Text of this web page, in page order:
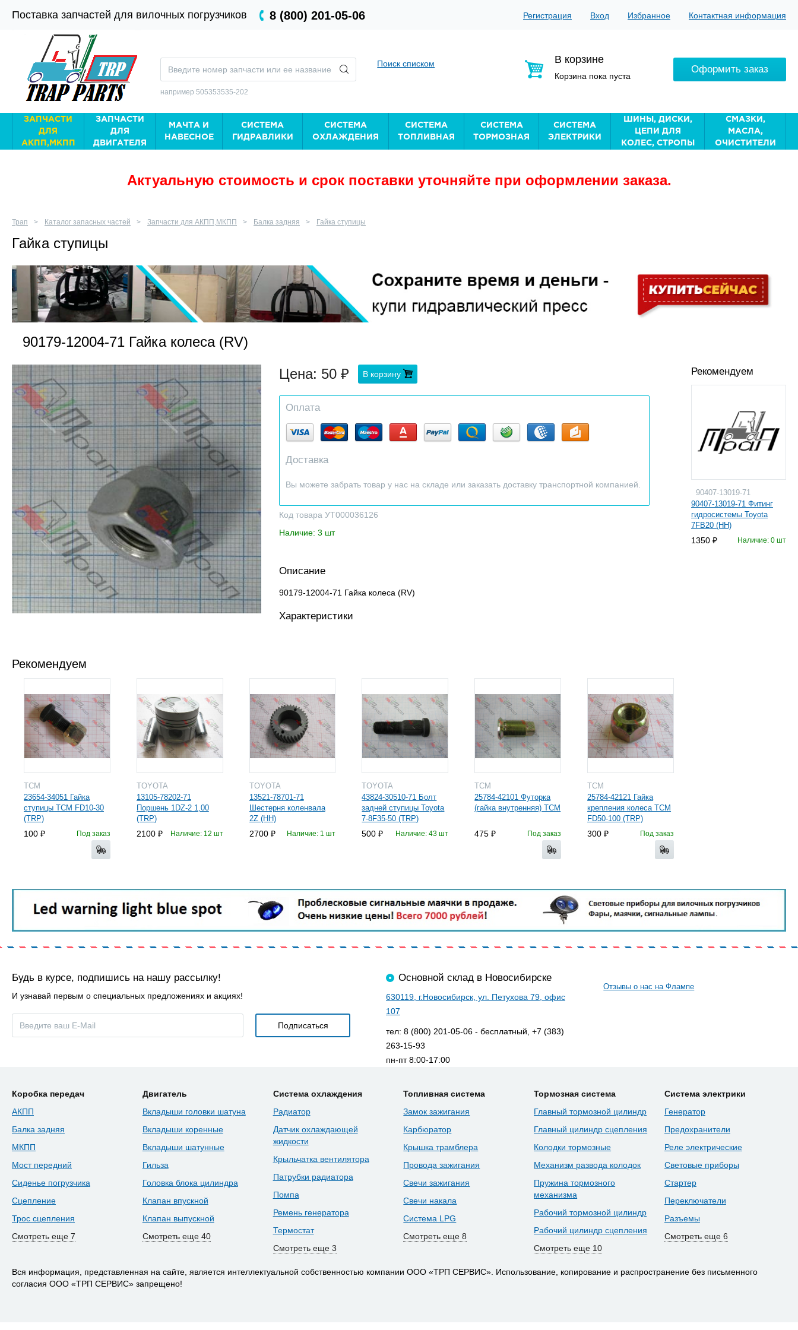
Поставка запчастей для вилочных погрузчиков 8 (800) 201-05-06 Регистрация Вход Избранное Контактная информация
например 505353535-202
Поиск списком В корзине
Корзина пока пуста
Оформить заказ
ЗАПЧАСТИ
ДЛЯ
АКПП,МКПП
ЗАПЧАСТИ
ДЛЯ
ДВИГАТЕЛЯ
МАЧТА И
НАВЕСНОЕ
СИСТЕМА
ГИДРАВЛИКИ
СИСТЕМА
ОХЛАЖДЕНИЯ
СИСТЕМА
ТОПЛИВНАЯ
СИСТЕМА
ТОРМОЗНАЯ
СИСТЕМА
ЭЛЕКТРИКИ
ШИНЫ, ДИСКИ,
ЦЕПИ ДЛЯ
КОЛЕС, СТРОПЫ
СМАЗКИ,
МАСЛА,
ОЧИСТИТЕЛИ
Актуальную стоимость и срок поставки уточняйте при оформлении заказа.
Трап Каталог запасных частей Запчасти для АКПП,МКПП Балка задняя Гайка ступицы
Гайка ступицы
90179-12004-71 Гайка колеса (RV)
Цена: 50 В корзину
Оплата
Доставка
Вы можете забрать товар у нас на складе или заказать доставку транспортной компанией.
Код товара УТ000036126
Наличие: 3 шт
Описание
90179-12004-71 Гайка колеса (RV)
Характеристики
Рекомендуем
90407-13019-71
90407-13019-71 Фитинг
гидросистемы Toyota
7FB20 (HH)
1350 Наличие: 0 шт
Рекомендуем
TCM
23654-34051 Гайка
ступицы TCM FD10-30
(TRP)
100 Под заказ
TOYOTA
13105-78202-71
Поршень 1DZ-2 1,00
(TRP)
2100 Наличие: 12 шт
TOYOTA
13521-78701-71
Шестерня коленвала
2Z (HH)
2700 Наличие: 1 шт
TOYOTA
43824-30510-71 Болт
задней ступицы Toyota
7-8F35-50 (TRP)
500 Наличие: 43 шт
TCM
25784-42101 Футорка
(гайка внутренняя) ТСМ
475 Под заказ
TCM
25784-42121 Гайка
крепления колеса TCM
FD50-100 (TRP)
300 Под заказ
Будь в курсе, подпишись на нашу рассылку!
И узнавай первым о специальных предложениях и акциях!
Основной склад в Новосибирске
630119, г.Новосибирск, ул. Петухова 79, офис
107
тел: 8 (800) 201-05-06 - бесплатный, +7 (383)
263-15-93
пн-пт 8:00-17:00
Отзывы о нас на Флампе
Коробка передач
АКПП
Балка задняя
МКПП
Мост передний
Сиденье погрузчика
Сцепление
Трос сцепления
Смотреть еще 7
Двигатель
Вкладыши головки шатуна
Вкладыши коренные
Вкладыши шатунные
Гильза
Головка блока цилиндра
Клапан впускной
Клапан выпускной
Смотреть еще 40
Система охлаждения
Радиатор
Датчик охлаждающей
жидкости
Крыльчатка вентилятора
Патрубки радиатора
Помпа
Ремень генератора
Термостат
Смотреть еще 3
Топливная система
Замок зажигания
Карбюратор
Крышка трамблера
Провода зажигания
Свечи зажигания
Свечи накала
Система LPG
Смотреть еще 8
Тормозная система
Главный тормозной цилиндр
Главный цилиндр сцепления
Колодки тормозные
Механизм развода колодок
Пружина тормозного
механизма
Рабочий тормозной цилиндр
Рабочий цилиндр сцепления
Смотреть еще 10
Система электрики
Генератор
Предохранители
Реле электрические
Световые приборы
Стартер
Переключатели
Разъемы
Смотреть еще 6
Вся информация, представленная на сайте, является интеллектуальной собственностью компании ООО «ТРП СЕРВИС». Использование, копирование и распространение без письменного
согласия ООО «ТРП СЕРВИС» запрещено!